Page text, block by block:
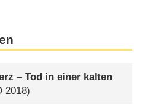
– Tod in einer kalten
2018)